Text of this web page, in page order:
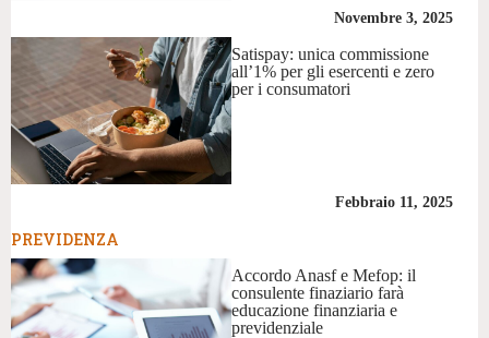
Novembre 3, 2025
Satispay: unica commissione
all’1% per gli esercenti e zero
per i consumatori
Febbraio 11, 2025
PREVIDENZA
Accordo Anasf e Mefop: il
consulente finaziario farà
educazione finanziaria e
previdenziale